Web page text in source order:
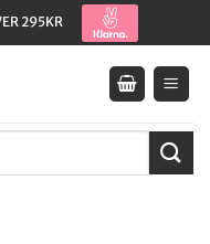
295KR